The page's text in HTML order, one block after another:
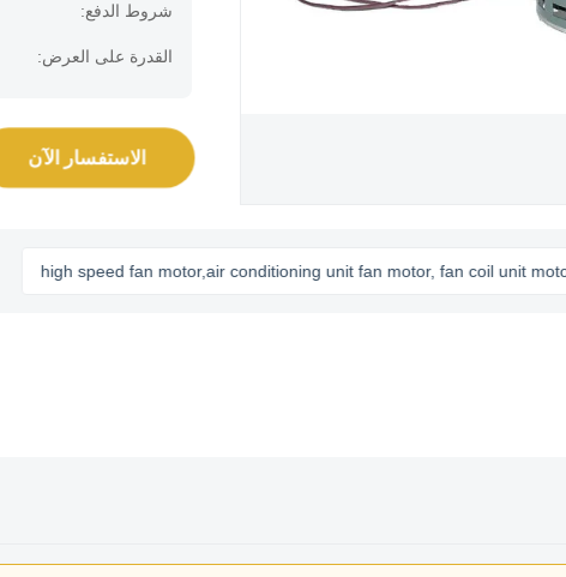
شروط الدفع:
القدرة على العرض:
الاستفسار الآن
high speed fan motor,air conditioning unit fan motor, fan coil unit motor